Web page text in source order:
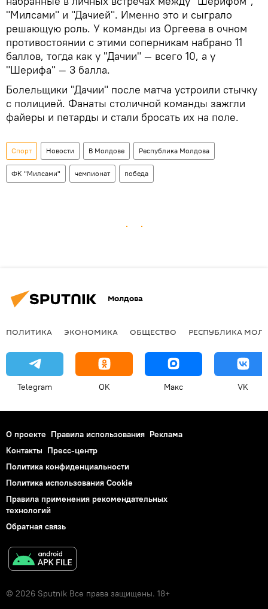
"Милсами" и "Дачией". Именно это и сыграло
решающую роль. У команды из Оргеева в очном
противостоянии с этими соперникам набрано 11
баллов, тогда как у "Дачии" — всего 10, а у
"Шерифа" — 3 балла.
Болельщики "Дачии" после матча устроили стычку
с полицией. Фанаты столичной команды зажгли
файеры и петарды и стали бросать их на поле.
Спорт Новости В Молдове Республика Молдова
ФК "Милсами" чемпионат победа
Молдова
ПОЛИТИКА ЭКОНОМИКА ОБЩЕСТВО РЕСПУБЛИКА
Telegram OK Макс VK
О проекте Правила использования Реклама
Контакты Пресс-центр
Политика конфиденциальности
Политика использования Cookie
Правила применения рекомендательных
технологий
Обратная связь
© 2026 Sputnik Все права защищены. 18+